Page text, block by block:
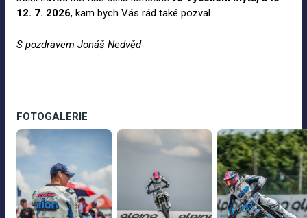
12. 7. 2026, kam bych Vás rád také pozval.
S pozdravem Jonáš Nedvěd
FOTOGALERIE